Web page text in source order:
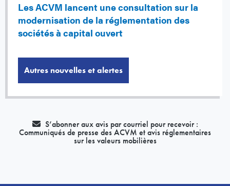
Les ACVM lancent une consultation sur la
modernisation de la réglementation des
sociétés à capital ouvert
Autres nouvelles et alertes
S’abonner aux avis par courriel pour recevoir :
Communiqués de presse des ACVM et avis réglementaires
sur les valeurs mobilières